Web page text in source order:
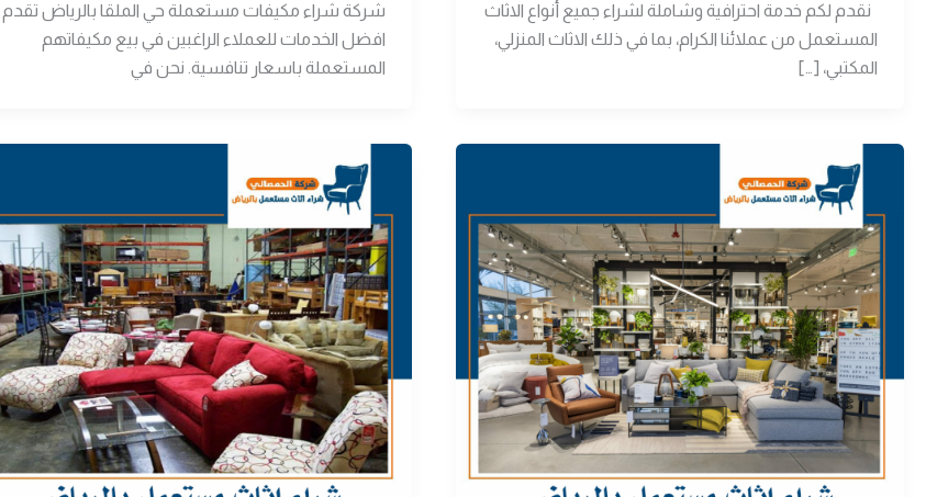
نقدم لكم خدمة احترافية وشاملة لشراء جميع أنواع الاثاث
المستعمل من عملائنا الكرام، بما في ذلك الاثاث المنزلي،
المكتبي، […]
شركة شراء مكيفات مستعملة حي الملقا بالرياض تقدم
افضل الخدمات للعملاء الراغبين في بيع مكيفاتهم
المستعملة باسعار تنافسية. نحن في